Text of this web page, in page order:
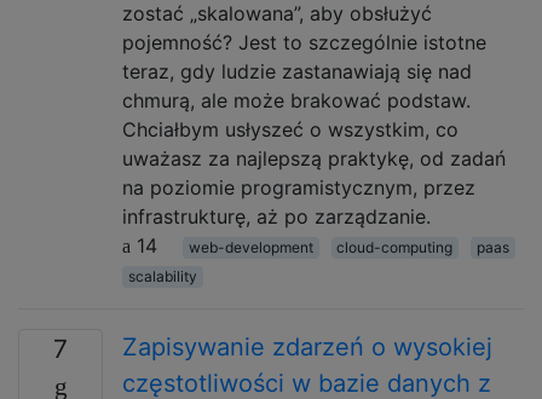
zostać „skalowana”, aby obsłużyć
pojemność? Jest to szczególnie istotne
teraz, gdy ludzie zastanawiają się nad
chmurą, ale może brakować podstaw.
Chciałbym usłyszeć o wszystkim, co
uważasz za najlepszą praktykę, od zadań
na poziomie programistycznym, przez
infrastrukturę, aż po zarządzanie.
14
web-development cloud-computing
paas
scalability
7
Zapisywanie zdarzeń o wysokiej
częstotliwości w bazie danych z